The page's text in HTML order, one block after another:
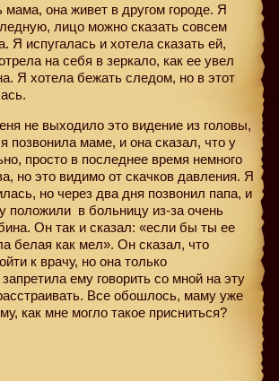
она живет в другом городе. Я
лицо можно сказать совсем
Я испугалась и хотела сказать ей,
на себя в зеркало, как ее увел
Я хотела бежать следом, но в этот
не выходило это видение из головы,
позвонила маме, и она сказал, что у
просто в последнее время немного
но это видимо от скачков давления. Я
но через два дня позвонил папа, и
положили в больницу из-за очень
Он так и сказал: «если бы ты ее
белая как мел». Он сказал, что
к врачу, но она только
ему говорить со мной на эту
Все обошлось, маму уже
как мне могло такое присниться?